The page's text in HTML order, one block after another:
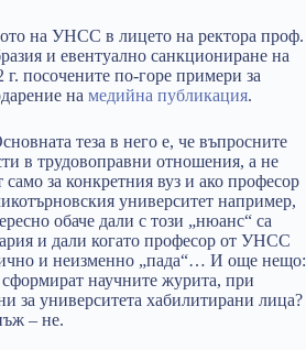
на УНСС в лицето на ректора проф.
и евентуално санкциониране на
посочените по-горе примери за
на медийна публикация.
теза в него е, че въпросните
в трудовоправни отношения, а не
за конкретния вуз и ако професор
университет например,
обаче дали с този „нюанс“ са
и дали когато професор от УНСС
и неизменно „пада“… И още нещо:
научните журита, при
за университета хабилитирани лица?
– не.